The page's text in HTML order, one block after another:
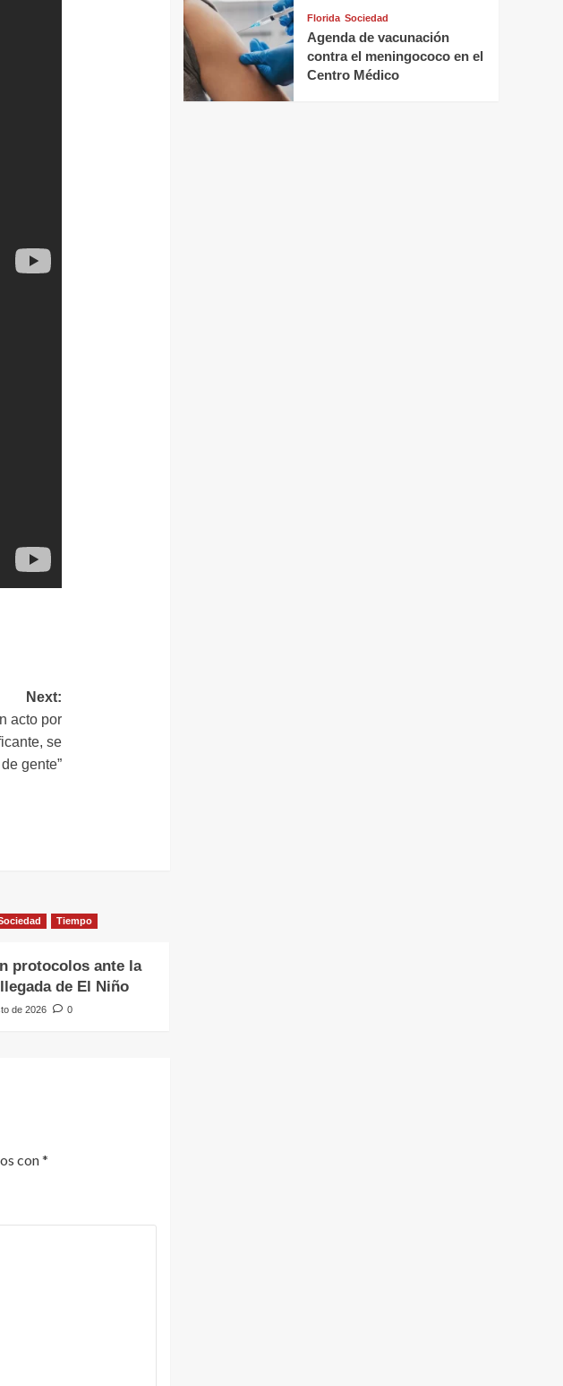
Next:
acto por
se
gente”
Tiempo
protocolos ante la
de El Niño
de 2026 0
con*
Florida Sociedad
Agenda de vacunación
contra el meningococo en el
Centro Médico